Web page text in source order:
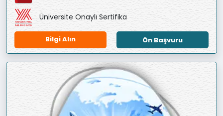
Üniversite Onaylı Sertifika
Bilgi Alın Ön Başvuru